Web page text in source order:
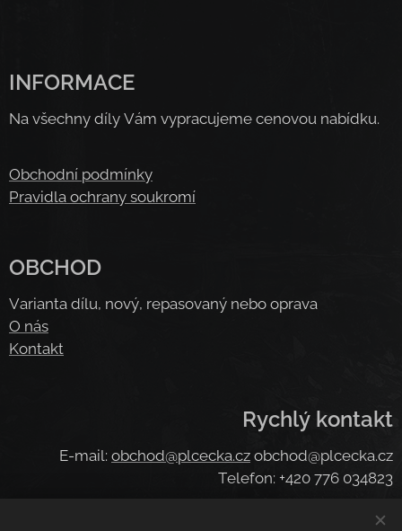
INFORMACE
Na všechny díly Vám vypracujeme cenovou nabídku.
Obchodní podmínky
Pravidla ochrany soukromí
OBCHOD
Varianta dílu, nový, repasovaný nebo oprava
O nás
Kontakt
Rychlý kontakt
E-mail: obchod@plcecka.cz obchod@plcecka.cz
Telefon: +420 776 034823